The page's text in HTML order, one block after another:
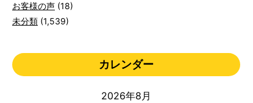
お客様の声 (18)
未分類 (1,539)
カレンダー
2026年8月